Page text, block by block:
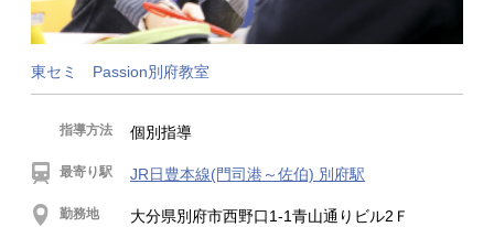
東セミ Passion別府教室
指導方法 個別指導
最寄り駅 JR日豊本線(門司港～佐伯) 別府駅
勤務地 大分県別府市西野口1-1青山通りビル2Ｆ